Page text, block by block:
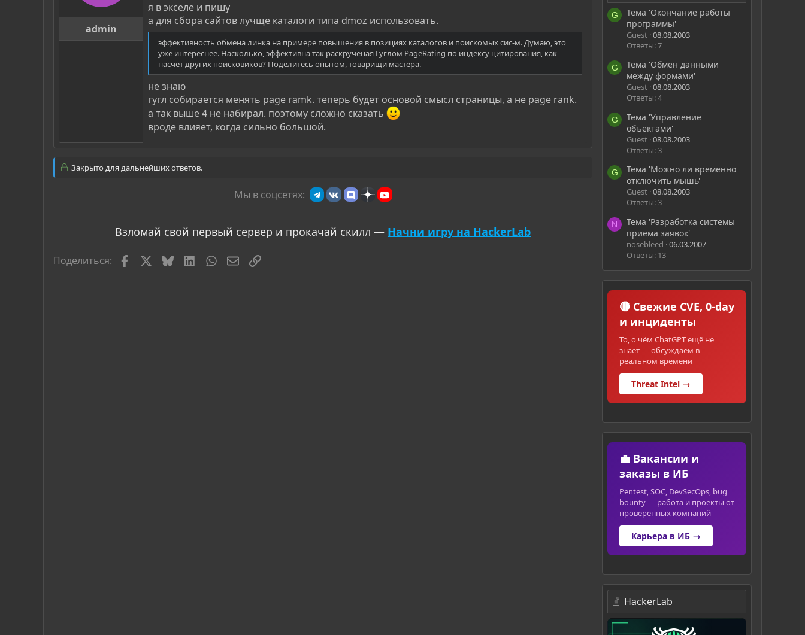
admin
я в экселе и пишу
а для сбора сайтов лучще каталоги типа dmoz использовать.
эффективность обмена линка на примере повышения в позициях каталогов и поискомых сис-м. Думаю, это
уже интереснее. Насколько, эффективна так раскрученая Гуглом PageRating по индексу цитирования, как
насчет других поисковиков? Поделитесь опытом, товарищи мастера.
не знаю
гугл собирается менять page ramk. теперь будет основой смысл страницы, а не page rank.
а так выше 4 не набирал. поэтому сложно сказать
вроде влияет, когда сильно большой.
Закрыто для дальнейших ответов.
Мы в соцсетях:
Взломай свой первый сервер и прокачай скилл — Начни игру на HackerLab
Поделиться: FacebookBlueskyLinkedInWhatsAppЭлектронная почта
Ссылка
G
Тема 'Окончание работы
программы'
Guest 08.08.2003
Ответы: 7
G
Тема 'Обмен данными
между формами'
Guest 08.08.2003
Ответы: 4
G
Тема 'Управление
объектами'
Guest 08.08.2003
Ответы: 3
G
Тема 'Можно ли временно
отключить мышь'
Guest 08.08.2003
Ответы: 3
N
Тема 'Разработка системы
приема заявок'
nosebleed 06.03.2007
Ответы: 13
🔴 Свежие CVE, 0-day
и инциденты
То, о чём ChatGPT ещё не
знает — обсуждаем в
реальном времени
Threat Intel →
💼 Вакансии и
заказы в ИБ
Pentest, SOC, DevSecOps, bug
bounty — работа и проекты от
проверенных компаний
Карьера в ИБ →
HackerLab